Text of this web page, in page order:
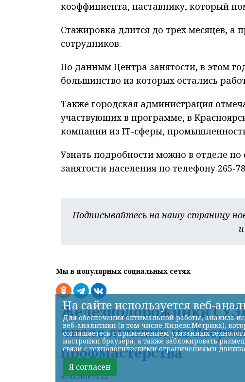
коэффициента, наставнику, который
Стажировка длится до трех месяцев, а
сотрудников.
По данным Центра занятости, в этом
большинство из которых остались
Также городская администрация
участвующих в программе, в
компании из IT-сферы,
Узнать подробности можно в отделе
занятости населения по телефону 265-
Подписывайтесь на нашу страницу
Мы в популярных социальных сетях
Железнодорожники
число лучших на
профмастерства
07.08.2026 22:13
На сайте используется веб-
Для обеспечения оптимальной работы, анализа
веб-аналитики (в том числе Яндекс.Метрика),
соглашаетесь с применением указанных
настройки браузера, а также заблокировать
связи с технологическими ограничениями
Я согласен